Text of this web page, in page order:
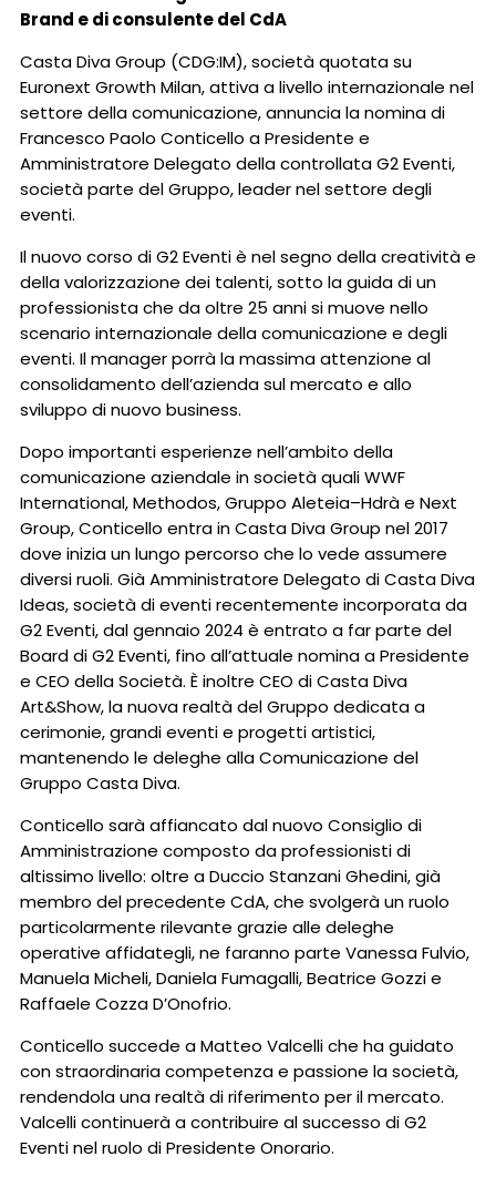
Brand e di consulente del CdA
Casta Diva Group (CDG:IM), società quotata su
Euronext Growth Milan, attiva a livello internazionale nel
settore della comunicazione, annuncia la nomina di
Francesco Paolo Conticello a Presidente e
Amministratore Delegato della controllata G2 Eventi,
società parte del Gruppo, leader nel settore degli
eventi.
Il nuovo corso di G2 Eventi è nel segno della creatività e
della valorizzazione dei talenti, sotto la guida di un
professionista che da oltre 25 anni si muove nello
scenario internazionale della comunicazione e degli
eventi. Il manager porrà la massima attenzione al
consolidamento dell’azienda sul mercato e allo
sviluppo di nuovo business.
Dopo importanti esperienze nell’ambito della
comunicazione aziendale in società quali WWF
International, Methodos, Gruppo Aleteia–Hdrà e Next
Group, Conticello entra in Casta Diva Group nel 2017
dove inizia un lungo percorso che lo vede assumere
diversi ruoli. Già Amministratore Delegato di Casta Diva
Ideas, società di eventi recentemente incorporata da
G2 Eventi, dal gennaio 2024 è entrato a far parte del
Board di G2 Eventi, fino all’attuale nomina a Presidente
e CEO della Società. È inoltre CEO di Casta Diva
Art&Show, la nuova realtà del Gruppo dedicata a
cerimonie, grandi eventi e progetti artistici,
mantenendo le deleghe alla Comunicazione del
Gruppo Casta Diva.
Conticello sarà affiancato dal nuovo Consiglio di
Amministrazione composto da professionisti di
altissimo livello: oltre a Duccio Stanzani Ghedini, già
membro del precedente CdA, che svolgerà un ruolo
particolarmente rilevante grazie alle deleghe
operative affidategli, ne faranno parte Vanessa Fulvio,
Manuela Micheli, Daniela Fumagalli, Beatrice Gozzi e
Raffaele Cozza D’Onofrio.
Conticello succede a Matteo Valcelli che ha guidato
con straordinaria competenza e passione la società,
rendendola una realtà di riferimento per il mercato.
Valcelli continuerà a contribuire al successo di G2
Eventi nel ruolo di Presidente Onorario.